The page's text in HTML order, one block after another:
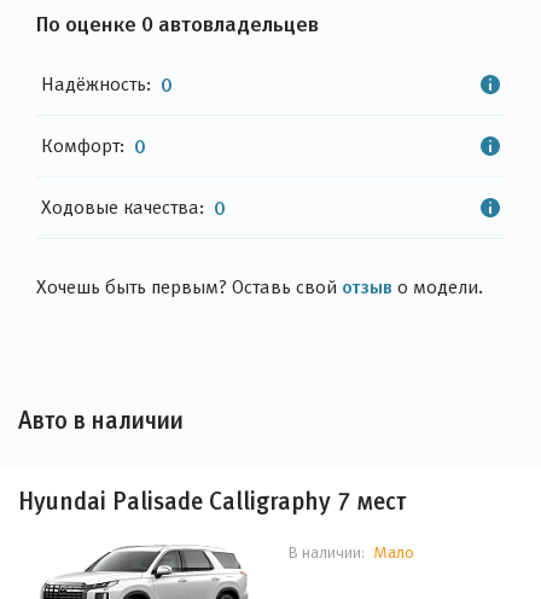
Хочешь быть первым? Оставь свой отзыв о модели.
По оценке 0 автовладельцев
Надёжность: 0
Комфорт: 0
Ходовые качества: 0
Авто в наличии
Hyundai Palisade Calligraphy 7 мест
В наличии: Мало